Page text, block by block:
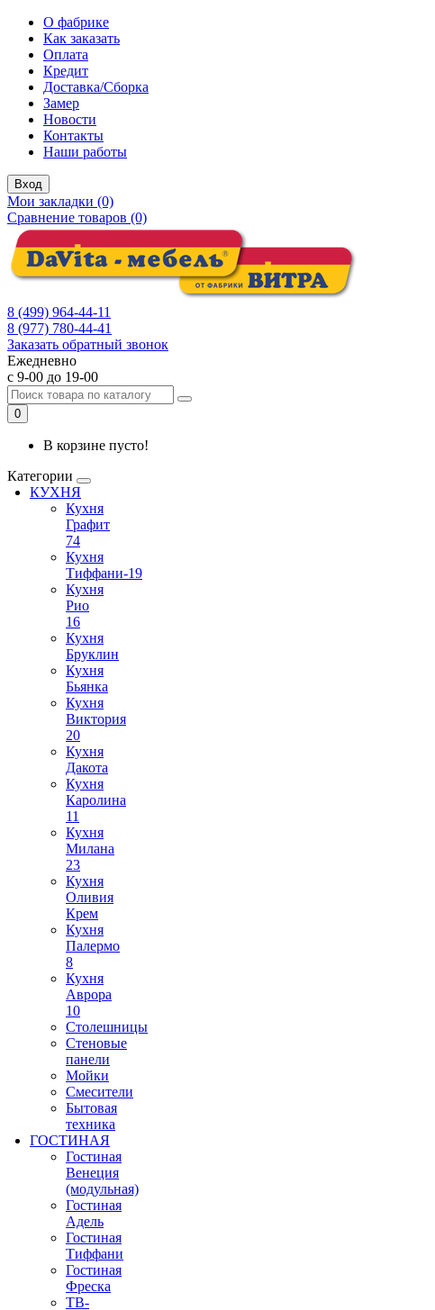
О фабрике
Как заказать
Оплата
Кредит
Доставка/Сборка
Замер
Новости
Контакты
Наши работы
Вход
Мои закладки (0)
Сравнение товаров (0)
8 (499) 964-44-11
8 (977) 780-44-41
Заказать обратный звонок
Ежедневно
с 9-00 до 19-00
0
В корзине пусто!
Категории
КУХНЯ
Кухня
Графит
74
Кухня
Тиффани-19
Кухня
Рио
16
Кухня
Бруклин
Кухня
Бьянка
Кухня
Виктория
20
Кухня
Дакота
Кухня
Каролина
11
Кухня
Милана
23
Кухня
Оливия
Крем
Кухня
Палермо
8
Кухня
Аврора
10
Столешницы
Стеновые
панели
Мойки
Смесители
Бытовая
техника
ГОСТИНАЯ
Гостиная
Венеция
(модульная)
Гостиная
Адель
Гостиная
Тиффани
Гостиная
Фреска
ТВ-